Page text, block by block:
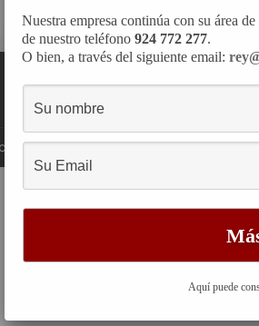
Nuestra empresa continúa con su área
de nuestro teléfono924 772 277.
O bien, a través del siguiente email:
Aquí puede